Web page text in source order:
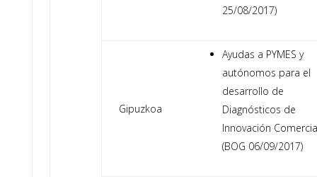
25/08/2017)
Gipuzkoa
Ayudas a PYMES y
autónomos para el
desarrollo de
Diagnósticos de
Innovación
(BOG 06/09/2017)